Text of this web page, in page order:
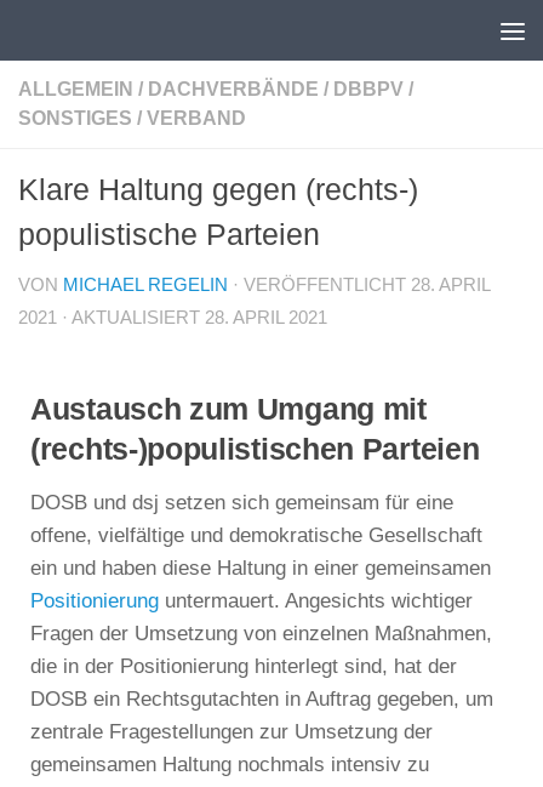
ALLGEMEIN / DACHVERBÄNDE / DBBPV /
SONSTIGES / VERBAND
Klare Haltung gegen (rechts-)
populistische Parteien
VON MICHAEL REGELIN · VERÖFFENTLICHT 28. APRIL
2021
· AKTUALISIERT 28. APRIL 2021
Austausch zum Umgang mit
(rechts-)populistischen Parteien
DOSB und dsj setzen sich gemeinsam für eine
offene, vielfältige und demokratische Gesellschaft
ein und haben diese Haltung in einer gemeinsamen
Positionierung untermauert. Angesichts wichtiger
Fragen der Umsetzung von einzelnen Maßnahmen,
die in der Positionierung hinterlegt sind, hat der
DOSB ein Rechtsgutachten in Auftrag gegeben, um
zentrale Fragestellungen zur Umsetzung der
gemeinsamen Haltung nochmals intensiv zu